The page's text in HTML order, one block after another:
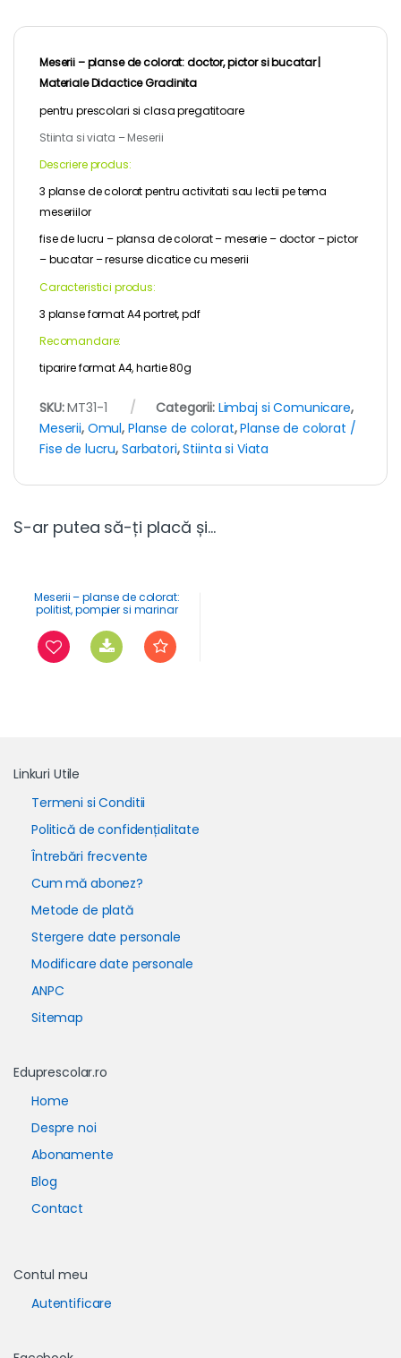
Meserii – planse de colorat: doctor, pictor si bucatar |
Materiale Didactice Gradinita
pentru prescolari si clasa pregatitoare
Stiinta si viata – Meserii
Descriere produs:
3 planse de colorat pentru activitati sau lectii pe tema
meseriilor
fise de lucru – plansa de colorat – meserie – doctor – pictor
– bucatar – resurse dicatice cu meserii
Caracteristici produs:
3 planse format A4 portret, pdf
Recomandare:
tiparire format A4, hartie 80g
SKU:MT31-1 Categorii: Limbaj si Comunicare,
Meserii, Omul, Planse de colorat,Planse de colorat /
Fise de lucru, Sarbatori,Stiinta si Viata
S-ar putea să-ți placă și…
Meserii – planse de colorat:
politist, pompier si marinar
Linkuri Utile
Termeni si Conditii
Politică de confidențialitate
Întrebări frecvente
Cum mă abonez?
Metode de plată
Stergere date personale
Modificare date personale
ANPC
Sitemap
Eduprescolar.ro
Home
Despre noi
Abonamente
Blog
Contact
Contul meu
Autentificare